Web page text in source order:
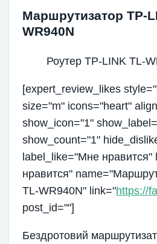
Маршрутизатор TP-
WR940N
Роутер TP-LINK TL-
[expert_review_likes
size="m" icons="heart"
show_icon="1"
show_count="1"
label_like="Мне
нравится"
TL-WR940N" link="https://
post_id=""]
Бездротовий